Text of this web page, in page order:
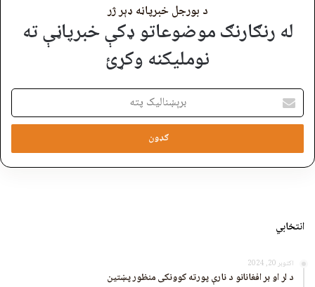
د بورجل خبرپاڼه ډېر ژر
له رنګارنګ موضوعاتو ډکې خبرپاڼې ته
نوملیکنه وکړئ
برېښنالیک
پته
انتخابي
اکتوبر 20, 2024
د لر او بر افغانانو د نارې پورته کوونکی منظور پښتین